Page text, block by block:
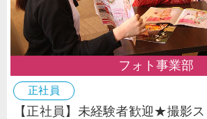
フォト事業部
正社員
【正社員】未経験者歓迎★撮影